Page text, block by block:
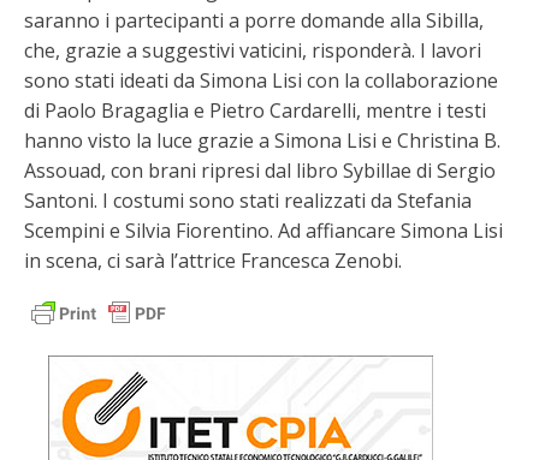
saranno i partecipanti a porre domande alla Sibilla,
che, grazie a suggestivi vaticini, risponderà. I lavori
sono stati ideati da Simona Lisi con la collaborazione
di Paolo Bragaglia e Pietro Cardarelli, mentre i testi
hanno visto la luce grazie a Simona Lisi e Christina B.
Assouad, con brani ripresi dal libro Sybillae di Sergio
Santoni. I costumi sono stati realizzati da Stefania
Scempini e Silvia Fiorentino. Ad affiancare Simona Lisi
in scena, ci sarà l’attrice Francesca Zenobi.